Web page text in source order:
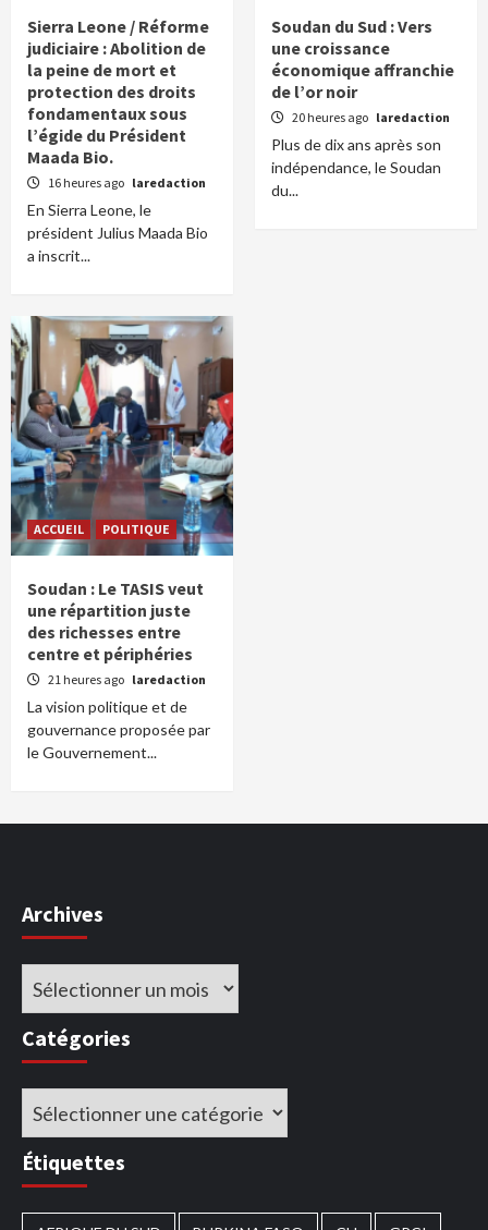
Sierra Leone / Réforme
judiciaire : Abolition de
la peine de mort et
protection des droits
fondamentaux sous
l’égide du Président
Maada Bio.
16 heures ago laredaction
En Sierra Leone, le
président Julius Maada Bio
a inscrit...
Soudan du Sud : Vers
une croissance
économique affranchie
de l’or noir
20 heures ago laredaction
Plus de dix ans après son
indépendance, le Soudan
du...
ACCUEIL POLITIQUE
Soudan : Le TASIS veut
une répartition juste
des richesses entre
centre et périphéries
21 heures ago laredaction
La vision politique et de
gouvernance proposée par
le Gouvernement...
Archives
Archives
Catégories
Catégories
Étiquettes